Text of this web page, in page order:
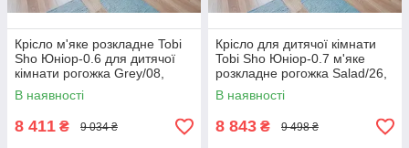
Крісло м'яке розкладне Tobi
Sho Юніор-0.6 для дитячої
кімнати рогожка Grey/08,
780х800х800 мм
В наявності
8 411 ₴ 9 034 ₴
Крісло для дитячої кімнати
Tobi Sho Юніор-0.7 м'яке
розкладне рогожка Salad/26,
880х800х800 мм
В наявності
8 843 ₴ 9 498 ₴